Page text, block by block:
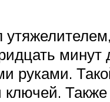
руками.
ключей.